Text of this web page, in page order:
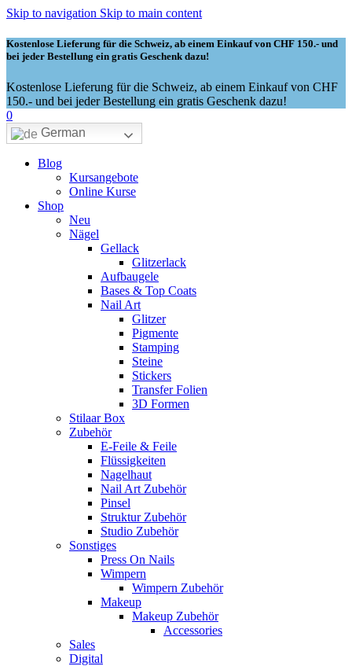
Skip to navigation Skip to main content
Kostenlose Lieferung für die Schweiz, ab einem Einkauf von CHF 150.- und
bei jeder Bestellung ein gratis Geschenk dazu!
Kostenlose Lieferung für die Schweiz, ab einem Einkauf von CHF
150.- und bei jeder Bestellung ein gratis Geschenk dazu!
0
German
Blog
Kursangebote
Online Kurse
Shop
Neu
Nägel
Gellack
Glitzerlack
Aufbaugele
Bases & Top Coats
Nail Art
Glitzer
Pigmente
Stamping
Steine
Stickers
Transfer Folien
3D Formen
Stilaar Box
Zubehör
E-Feile & Feile
Flüssigkeiten
Nagelhaut
Nail Art Zubehör
Pinsel
Struktur Zubehör
Studio Zubehör
Sonstiges
Press On Nails
Wimpern
Wimpern Zubehör
Makeup
Makeup Zubehör
Accessories
Sales
Digital